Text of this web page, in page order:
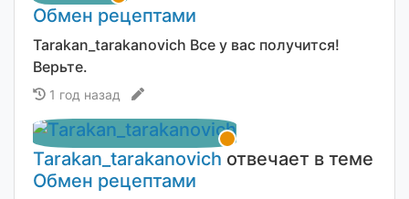
Обмен рецептами
Tarakan_tarakanovich Все у вас получится!
Верьте.
1 год назад
Tarakan_tarakanovich отвечает в теме
Обмен рецептами